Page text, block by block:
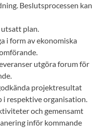
Beslutsprocessen kan
plan.
i form av ekonomiska
utgöra forum för
projektresultat
i respektive organisation.
och gemensamt
inför kommande